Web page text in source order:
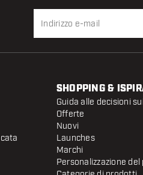
SHOPPING &
Guida alle decisioni
Offerte
Nuovi
Launches
Marchi
Personalizzazione